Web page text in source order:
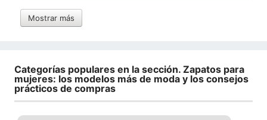
Mostrar más
Categorías populares en la sección. Zapatos para
mujeres: los modelos más de moda y los consejos
prácticos de compras